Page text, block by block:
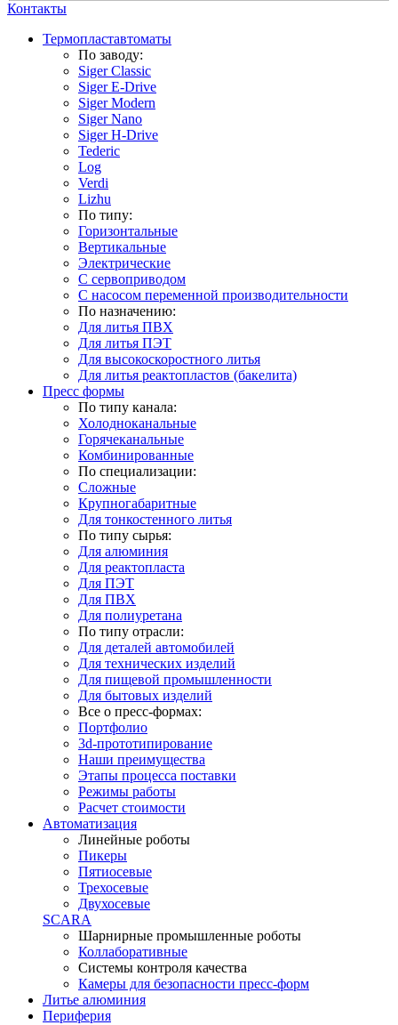
Контакты
Термопластавтоматы
По заводу:
Siger Classic
Siger E-Drive
Siger Modern
Siger Nano
Siger H-Drive
Tederic
Log
Verdi
Lizhu
По типу:
Горизонтальные
Вертикальные
Электрические
С сервоприводом
С насосом переменной производительности
По назначению:
Для литья ПВХ
Для литья ПЭТ
Для высокоскоростного литья
Для литья реактопластов (бакелита)
Пресс формы
По типу канала:
Холодноканальные
Горячеканальные
Комбинированные
По специализации:
Сложные
Крупногабаритные
Для тонкостенного литья
По типу сырья:
Для алюминия
Для реактопласта
Для ПЭТ
Для ПВХ
Для полиуретана
По типу отрасли:
Для деталей автомобилей
Для технических изделий
Для пищевой промышленности
Для бытовых изделий
Все о пресс-формах:
Портфолио
3d-прототипирование
Наши преимущества
Этапы процесса поставки
Режимы работы
Расчет стоимости
Автоматизация
Линейные роботы
Пикеры
Пятиосевые
Трехосевые
Двухосевые
SCARA
Шарнирные промышленные роботы
Коллаборативные
Системы контроля качества
Камеры для безопасности пресс-форм
Литье алюминия
Периферия